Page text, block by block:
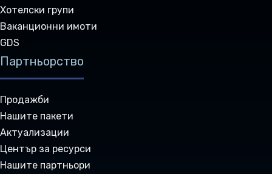
Хотелски групи
Ваканционни имоти
GDS
Партньорство
Продажби
Нашите пакети
Актуализации
Център за ресурси
Нашите партньори